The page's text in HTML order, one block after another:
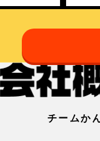
チームか